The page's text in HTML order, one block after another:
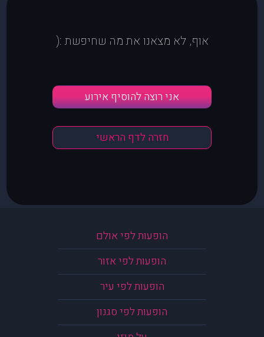
אוף, לא מצאנו את מה שחיפשת :(
אני רוצה להוסיף אירוע
חזרה לדף הראשי
הופעות לפי אולם
הופעות לפי אזור
הופעות לפי עיר
הופעות לפי סגנון